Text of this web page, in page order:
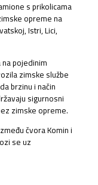
s prikolicama
opreme na
Istri, Lici,
na pojedinim
zimske službe
brzinu i način
sigurnosni
zimske opreme.
čvora Komin i
se uz